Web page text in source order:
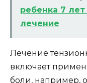
ребенка 7
лечение
Лечение
включает
боли, например,